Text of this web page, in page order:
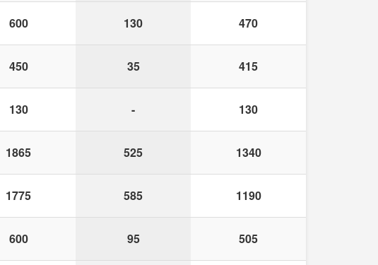
600 130 470
450 35 415
130 - 130
1865 525 1340
1775 585 1190
600 95 505